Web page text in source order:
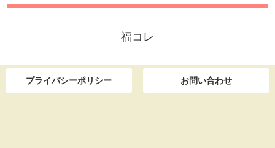
福コレ
プライバシーポリシー お問い合わせ